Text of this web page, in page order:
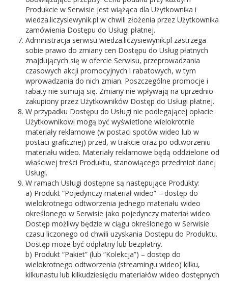
Produkcie w Serwisie jest wiążąca dla Użytkownika i
wiedza.liczysiewynik.pl w chwili złożenia przez Użytkownika
zamówienia Dostępu do Usługi płatnej.
Administracja serwisu wiedza.liczysiewynik.pl zastrzega
sobie prawo do zmiany cen Dostępu do Usług płatnych
znajdujących się w ofercie Serwisu, przeprowadzania
czasowych akcji promocyjnych i rabatowych, w tym
wprowadzania do nich zmian. Poszczególne promocje i
rabaty nie sumują się. Zmiany nie wpływają na uprzednio
zakupiony przez Użytkowników Dostęp do Usługi płatnej.
W przypadku Dostępu do Usługi nie podlegającej opłacie
Użytkownikowi mogą być wyświetlone wielokrotnie
materiały reklamowe (w postaci spotów wideo lub w
postaci graficznej) przed, w trakcie oraz po odtworzeniu
materiału wideo. Materiały reklamowe będą oddzielone od
właściwej treści Produktu, stanowiącego przedmiot danej
Usługi.
W ramach Usługi dostępne są następujące Produkty:
a) Produkt “Pojedynczy materiał wideo” – dostęp do
wielokrotnego odtworzenia jednego materiału wideo
określonego w Serwisie jako pojedynczy materiał wideo.
Dostęp możliwy będzie w ciągu określonego w Serwisie
czasu liczonego od chwili uzyskania Dostępu do Produktu.
Dostęp może być odpłatny lub bezpłatny.
b) Produkt “Pakiet” (lub “Kolekcja”) – dostęp do
wielokrotnego odtworzenia (streamingu wideo) kilku,
kilkunastu lub kilkudziesięciu materiałów wideo dostępnych